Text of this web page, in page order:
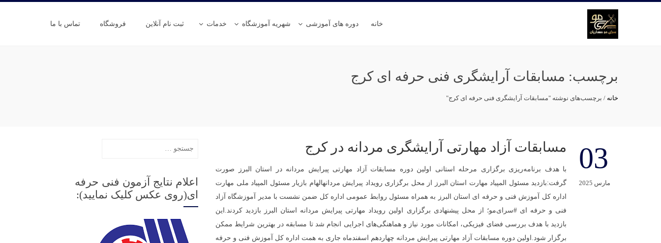
خانه دوره های آموزشی شهریه آموزشگاه خدمات ثبت نام آنلاین فروشگاه تماس با ما
برچسب: مسابقات آرایشگری فنی حرفه ای کرج
خانه / برچسب‌های نوشته "مسابقات آرایشگری فنی حرفه ای کرج"
03
مارس 2025
مسابقات آزاد مهارتی آرایشگری مردانه در کرج
با هدف برنامه‌ریزی برگزاری مرحله استانی اولین دوره مسابقات آزاد مهارتی پیرایش مردانه در استان البرز صورت
گرفت:بازدید مسئول المپیاد مهارت استان البرز از محل برگزاری رویداد پیرایش مردانهالهام بازیار مسئول المپیاد ملی مهارت
اداره کل آموزش فنی و حرفه ای استان البرز به همراه مسئول روابط عمومی اداره کل ضمن نشست با مدیر آموزشگاه آزاد
فنی و حرفه ای #سرای‌مو؛ از محل پیشنهادی برگزاری اولین رویداد مهارتی پیرایش مردانه استان البرز بازدید کردند.این
بازدید با هدف بررسی فضای فیزیکی، امکانات مورد نیاز و هماهنگی‌های اجرایی انجام شد تا مسابقه در بهترین شرایط ممکن
برگزار شود.اولین دوره مسابقات آزاد مهارتی پیرایش مردانه چهاردهم اسفندماه جاری به همت اداره کل آموزش فنی و حرفه
اعلام نتایج آزمون فنی حرفه
ای(روی عکس کلیک نمایید):